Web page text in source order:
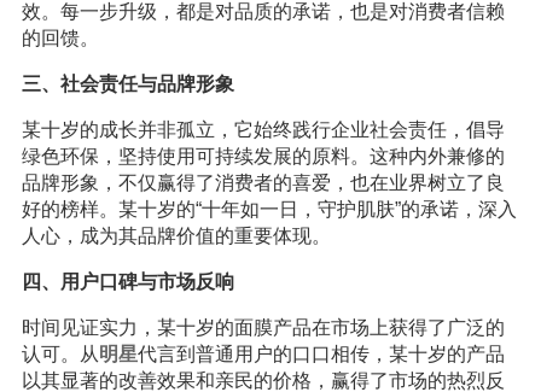
效。每一步升级，都是对品质的承诺，也是对消费者信赖
的回馈。
三、社会责任与品牌形象
某十岁的成长并非孤立，它始终践行企业社会责任，倡导
绿色环保，坚持使用可持续发展的原料。这种内外兼修的
品牌形象，不仅赢得了消费者的喜爱，也在业界树立了良
好的榜样。某十岁的“十年如一日，守护肌肤”的承诺，深入
人心，成为其品牌价值的重要体现。
四、用户口碑与市场反响
时间见证实力，某十岁的面膜产品在市场上获得了广泛的
认可。从明星代言到普通用户的口口相传，某十岁的产品
以其显著的改善效果和亲民的价格，赢得了市场的热烈反